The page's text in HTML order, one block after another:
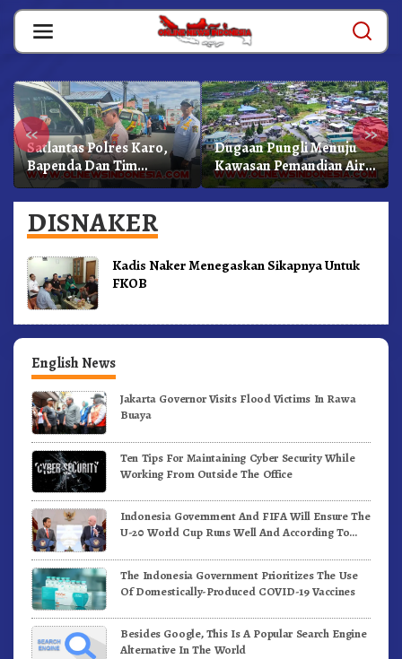
Skip
content
« »
Satlantas Polres Karo,
Bapenda Dan Tim
Lainnya Gelar Oprasi
Sadar Pajak Kenderaan
Dugaan Pungli Menuju
Kawasan Pemandian Air
Panas Semangat Gunung
– Doulu Foto Dan
DISNAKER
Kadis Naker Menegaskan Sikapnya Untuk
FKOB
English News
Jakarta Governor Visits Flood Victims In Rawa
Buaya
Ten Tips For Maintaining Cyber Security While
Working From Outside The Office
Indonesia Government And FIFA Will Ensure The
U-20 World Cup Runs Well And According To
The Indonesia Government Prioritizes The Use
Of Domestically-Produced COVID-19 Vaccines
Besides Google, This Is A Popular Search Engine
Alternative In The World